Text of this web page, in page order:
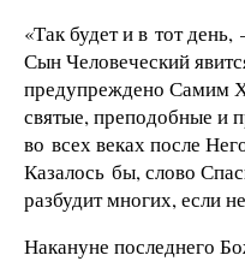
«Так будет и в тот
Сын Человеческий
предупреждено Самим
святые, преподобные и
во всех веках после
Казалось бы, слово
разбудит многих, если
Накануне последнего